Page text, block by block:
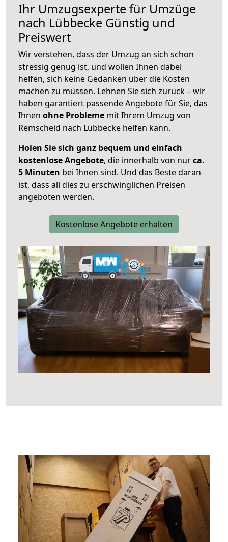
Ihr Umzugsexperte für Umzüge
nach Lübbecke Günstig und
Preiswert
Wir verstehen, dass der Umzug an sich schon
stressig genug ist, und wollen Ihnen dabei
helfen, sich keine Gedanken über die Kosten
machen zu müssen. Lehnen Sie sich zurück – wir
haben garantiert passende Angebote für Sie, das
Ihnen ohne Probleme mit Ihrem Umzug von
Remscheid nach Lübbecke helfen kann.
Holen Sie sich ganz bequem und einfach
kostenlose Angebote, die innerhalb von nurca.
5 Minuten bei Ihnen sind. Und das Beste daran
ist, dass all dies zu erschwinglichen Preisen
angeboten werden.
Kostenlose Angebote erhalten